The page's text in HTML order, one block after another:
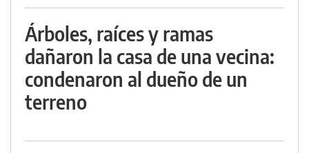
Árboles, raíces y ramas
dañaron la casa de una vecina:
condenaron al dueño de un
terreno